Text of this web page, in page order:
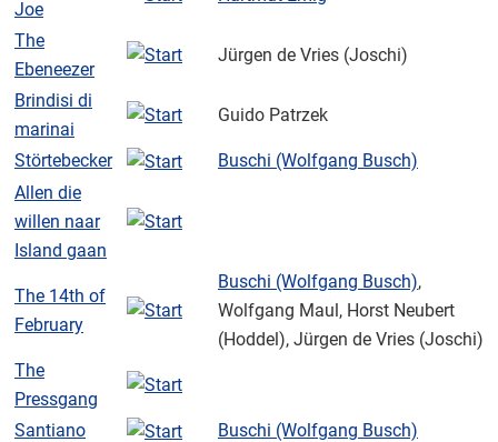
Joe
The
Ebeneezer
Jürgen de Vries (Joschi)
Brindisi di
marinai
Guido Patrzek
Störtebecker
Buschi (Wolfgang Busch)
Allen die
willen naar
Island gaan
The 14th of
February
Buschi (Wolfgang Busch),
Wolfgang Maul, Horst Neubert
(Hoddel), Jürgen de Vries (Joschi)
The
Pressgang
Santiano
Buschi (Wolfgang Busch)